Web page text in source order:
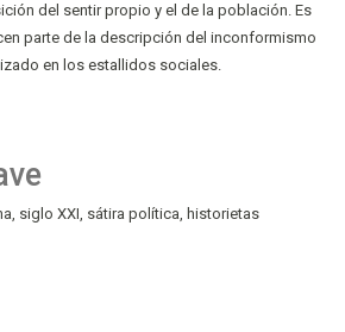
siglo XXI sátira política historietas
del sentir propio y el de la población. Es
parte de la descripción del inconformismo
en los estallidos sociales.